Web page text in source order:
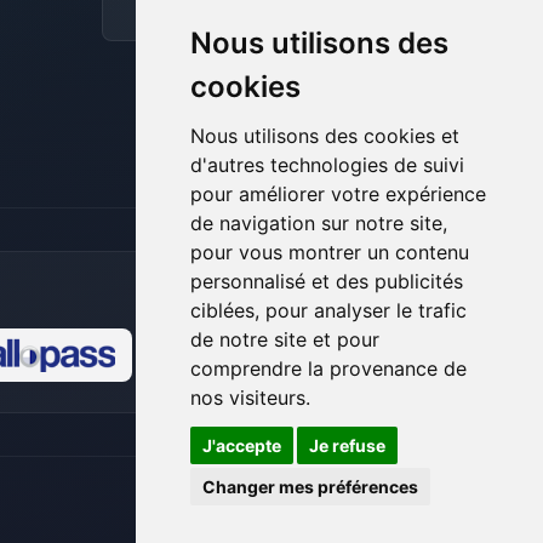
Nous utilisons des
cookies
Nous utilisons des cookies et
d'autres technologies de suivi
pour améliorer votre expérience
de navigation sur notre site,
pour vous montrer un contenu
personnalisé et des publicités
ciblées, pour analyser le trafic
de notre site et pour
comprendre la provenance de
nos visiteurs.
J'accepte
Je refuse
Changer mes préférences
07/08/2026 à 09:25